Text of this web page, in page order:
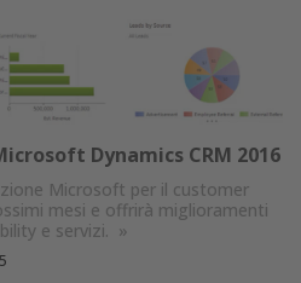
Dynamics CRM 2016
Microsoft per il customer
mesi e offrirà miglioramenti
e servizi. »